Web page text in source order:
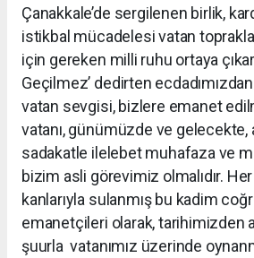
Çanakkale’de sergilenen birlik,
istikbal mücadelesi vatan
için gereken milli ruhu ortaya
Geçilmez’ dedirten ecdadımızdan
vatan sevgisi, bizlere emanet
vatanı, günümüzde ve gelecekte,
sadakatle ilelebet muhafaza ve
bizim asli görevimiz olmalıdır. Her
kanlarıyla sulanmış bu kadim
emanetçileri olarak, tarihimizden
şuurla vatanımız üzerinde